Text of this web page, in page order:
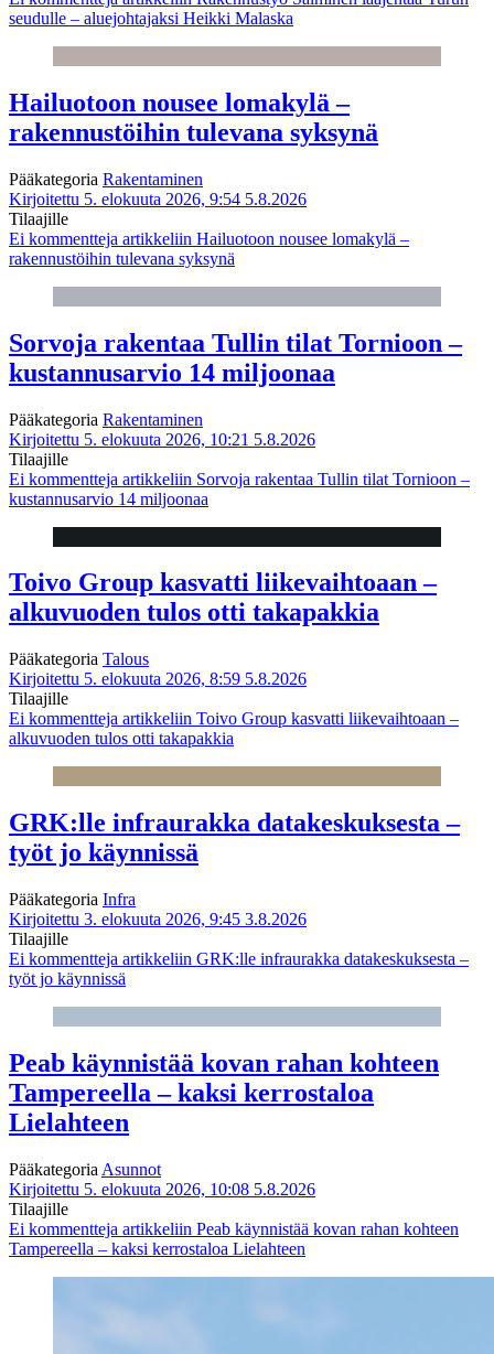
seudulle – aluejohtajaksi Heikki Malaska
Hailuotoon nousee lomakylä –
rakennustöihin tulevana syksynä
Pääkategoria Rakentaminen
Kirjoitettu 5. elokuuta 2026, 9:54 5.8.2026
Tilaajille
Ei kommentteja artikkeliin Hailuotoon nousee lomakylä –
rakennustöihin tulevana syksynä
Sorvoja rakentaa Tullin tilat Tornioon –
kustannusarvio 14 miljoonaa
Pääkategoria Rakentaminen
Kirjoitettu 5. elokuuta 2026, 10:21 5.8.2026
Tilaajille
Ei kommentteja artikkeliin Sorvoja rakentaa Tullin tilat Tornioon –
kustannusarvio 14 miljoonaa
Toivo Group kasvatti liikevaihtoaan –
alkuvuoden tulos otti takapakkia
Pääkategoria Talous
Kirjoitettu 5. elokuuta 2026, 8:59 5.8.2026
Tilaajille
Ei kommentteja artikkeliin Toivo Group kasvatti liikevaihtoaan –
alkuvuoden tulos otti takapakkia
GRK:lle infraurakka datakeskuksesta –
työt jo käynnissä
Pääkategoria Infra
Kirjoitettu 3. elokuuta 2026, 9:45 3.8.2026
Tilaajille
Ei kommentteja artikkeliin GRK:lle infraurakka datakeskuksesta –
työt jo käynnissä
Peab käynnistää kovan rahan kohteen
Tampereella – kaksi kerrostaloa
Lielahteen
Pääkategoria Asunnot
Kirjoitettu 5. elokuuta 2026, 10:08 5.8.2026
Tilaajille
Ei kommentteja artikkeliin Peab käynnistää kovan rahan kohteen
Tampereella – kaksi kerrostaloa Lielahteen